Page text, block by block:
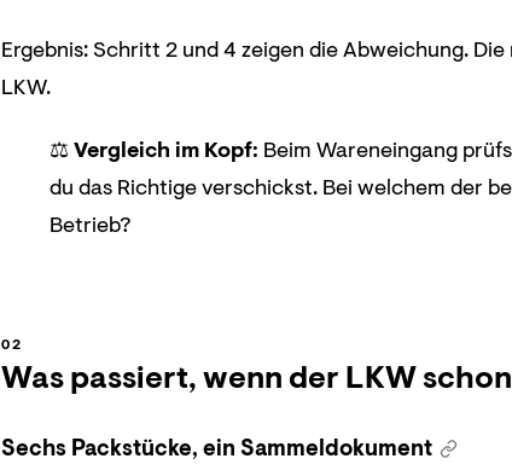
Ergebnis: Schritt 2 und 4 zeigen die Abweichung.
LKW.
⚖️ Vergleich im Kopf: Beim Wareneingang
du das Richtige verschickst. Bei welchem der
Betrieb?
Was passiert, wenn der LKW
Sechs Packstücke, ein Sammeldokument